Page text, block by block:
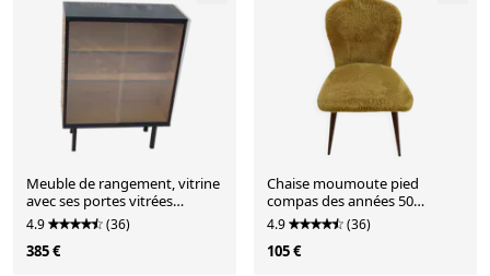
Meuble de rangement, vitrine
avec ses portes vitrées
coulissantes, pied mét
4.9 (36)
385 €
Chaise moumoute pied
compas des années 50
revêtus de tissus moumoute
de c
4.9 (36)
105 €